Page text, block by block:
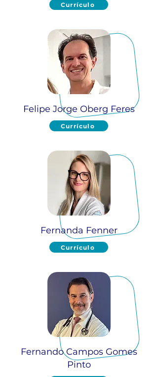
Currículo
Felipe Jorge Oberg Feres
Currículo
Fernanda Fenner
Currículo
Fernando Campos Gomes
Pinto